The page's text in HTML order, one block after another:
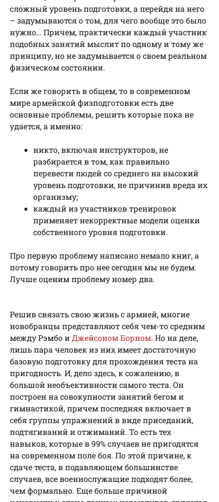
сложный уровень подготовки, а перейдя на него
– задумываются о том, для чего вообще это было
нужно… Причем, практически каждый участник
подобных занятий мыслит по одному и тому же
принципу, но не задумывается о своем реальном
физическом состоянии.
Если же говорить в общем, то в современном
мире армейской физподготовки есть две
основные проблемы, решить которые пока не
удается, а именно:
никто, включая инструкторов, не
разбирается в том, как правильно
перевести людей со среднего на высокий
уровень подготовки, не причинив вреда их
организму;
каждый из участников тренировок
применяет некорректные модели оценки
собственного уровня подготовки.
Про первую проблему написано немало книг, а
потому говорить про нее сегодня мы не будем.
Лучше оценим проблему номер два.
Решив связать свою жизнь с армией, многие
новобранцы представляют себя чем-то средним
между Рэмбо и Джейсоном Борном. Но на деле,
лишь пара человек из них имеет достаточную
базовую подготовку для прохождения теста на
пригодность. И, дело здесь, к сожалению, в
большой необъективности самого теста. Он
построен на совокупности занятий бегом и
гимнастикой, причем последняя включает в
себя группы упражнений в виде приседаний,
подтягиваний и отжиманий. То есть тех
навыков, которые в 99% случаев не пригодятся
на современном поле боя. По этой причине, к
сдаче теста, в подавляющем большинстве
случаев, все военнослужащие подходят более,
чем формально. Еще больше причиной